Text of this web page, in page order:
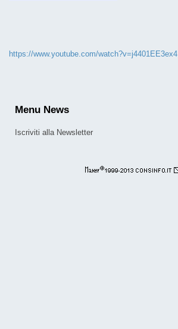
https://www.youtube.com/watch?v=j4401EE3ex4
Menu News
Iscriviti alla Newsletter